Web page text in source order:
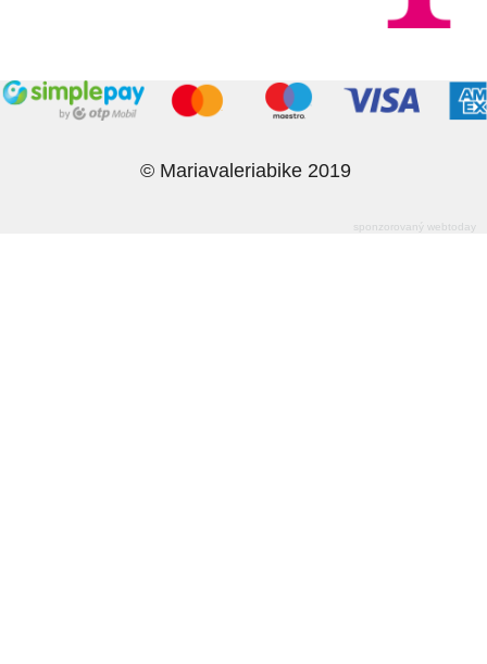
© Mariavaleriabike 2019
sponzorovaný webtoday